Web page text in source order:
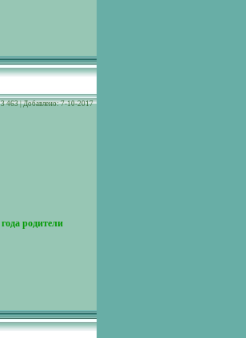
463 | Добавлено: 7-10-2017
родители